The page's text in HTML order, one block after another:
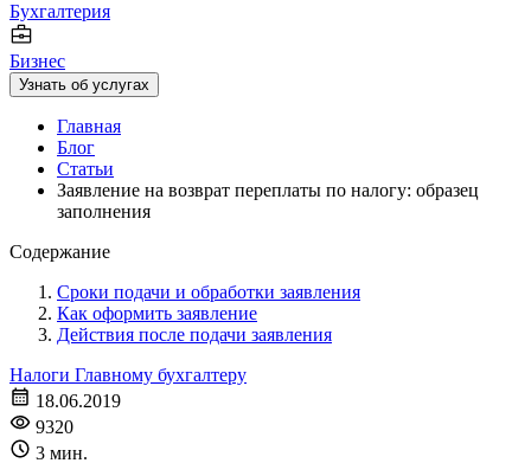
Бухгалтерия
Бизнес
Узнать об услугах
Главная
Блог
Статьи
Заявление на возврат переплаты по налогу: образец
заполнения
Содержание
Сроки подачи и обработки заявления
Как оформить заявление
Действия после подачи заявления
Налоги Главному бухгалтеру
18.06.2019
9320
3 мин.